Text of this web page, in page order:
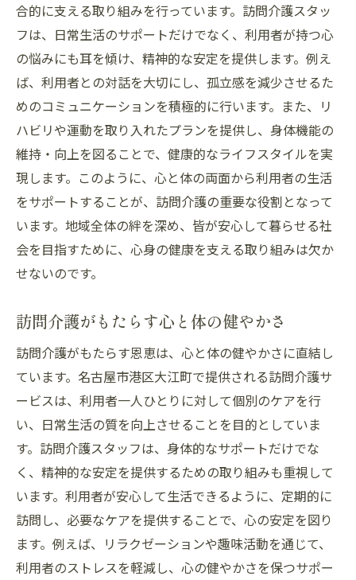
合的に支える取り組みを行っています。訪問介護スタッ
フは、日常生活のサポートだけでなく、利用者が持つ心
の悩みにも耳を傾け、精神的な安定を提供します。例え
ば、利用者との対話を大切にし、孤立感を減少させるた
めのコミュニケーションを積極的に行います。また、リ
ハビリや運動を取り入れたプランを提供し、身体機能の
維持・向上を図ることで、健康的なライフスタイルを実
現します。このように、心と体の両面から利用者の生活
をサポートすることが、訪問介護の重要な役割となって
います。地域全体の絆を深め、皆が安心して暮らせる社
会を目指すために、心身の健康を支える取り組みは欠か
せないのです。
訪問介護がもたらす心と体の健やかさ
訪問介護がもたらす恩恵は、心と体の健やかさに直結し
ています。名古屋市港区大江町で提供される訪問介護サ
ービスは、利用者一人ひとりに対して個別のケアを行
い、日常生活の質を向上させることを目的としていま
す。訪問介護スタッフは、身体的なサポートだけでな
く、精神的な安定を提供するための取り組みも重視して
います。利用者が安心して生活できるように、定期的に
訪問し、必要なケアを提供することで、心の安定を図り
ます。例えば、リラクゼーションや趣味活動を通じて、
利用者のストレスを軽減し、心の健やかさを保つサポー